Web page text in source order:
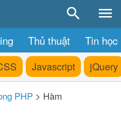
Thủ thuật Tin học
Javascript jQuery
PHP > Hàm